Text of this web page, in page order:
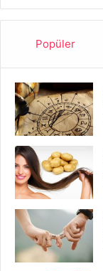
Popüler